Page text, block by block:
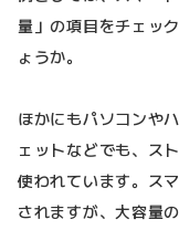
量」の項目をチェッ
ょうか。
ほかにもパソコンや
ェットなどでも、ス
使われています。ス
されますが、大容量